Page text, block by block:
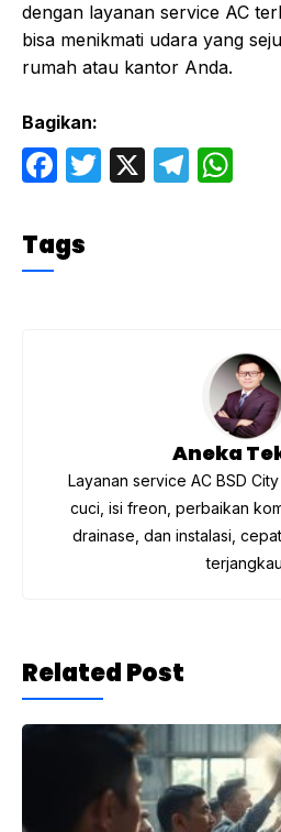
dengan layanan service AC
bisa menikmati udara yang
rumah atau kantor Anda.
Bagikan:
F
c
e
T
X
T
p
Tags
Aneka
Layanan service AC BSD
cuci, isi freon, perbaikan
drainase, dan instalasi,
Related Post